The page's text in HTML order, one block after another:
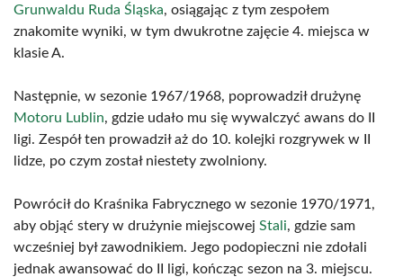
Grunwaldu Ruda Śląska, osiągając z tym zespołem
znakomite wyniki, w tym dwukrotne zajęcie 4. miejsca w
klasie A.
Następnie, w sezonie 1967/1968, poprowadził drużynę
Motoru Lublin, gdzie udało mu się wywalczyć awans do II
ligi. Zespół ten prowadził aż do 10. kolejki rozgrywek w II
lidze, po czym został niestety zwolniony.
Powrócił do Kraśnika Fabrycznego w sezonie 1970/1971,
aby objąć stery w drużynie miejscowej Stali, gdzie sam
wcześniej był zawodnikiem. Jego podopieczni nie zdołali
jednak awansować do II ligi, kończąc sezon na 3. miejscu.